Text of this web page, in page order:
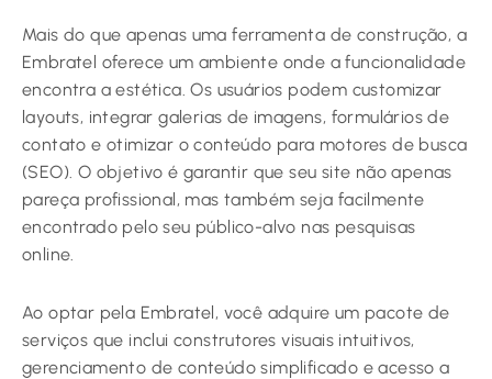
Mais do que apenas uma ferramenta de construção, a
Embratel oferece um ambiente onde a funcionalidade
encontra a estética. Os usuários podem customizar
layouts, integrar galerias de imagens, formulários de
contato e otimizar o conteúdo para motores de busca
(SEO). O objetivo é garantir que seu site não apenas
pareça profissional, mas também seja facilmente
encontrado pelo seu público-alvo nas pesquisas
online.
Ao optar pela Embratel, você adquire um pacote de
serviços que inclui construtores visuais intuitivos,
gerenciamento de conteúdo simplificado e acesso a